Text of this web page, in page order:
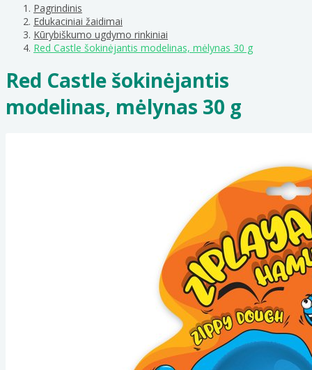
Pagrindinis
Edukaciniai žaidimai
Kūrybiškumo ugdymo rinkiniai
Red Castle šokinėjantis modelinas, mėlynas 30 g
Red Castle šokinėjantis
modelinas, mėlynas 30 g